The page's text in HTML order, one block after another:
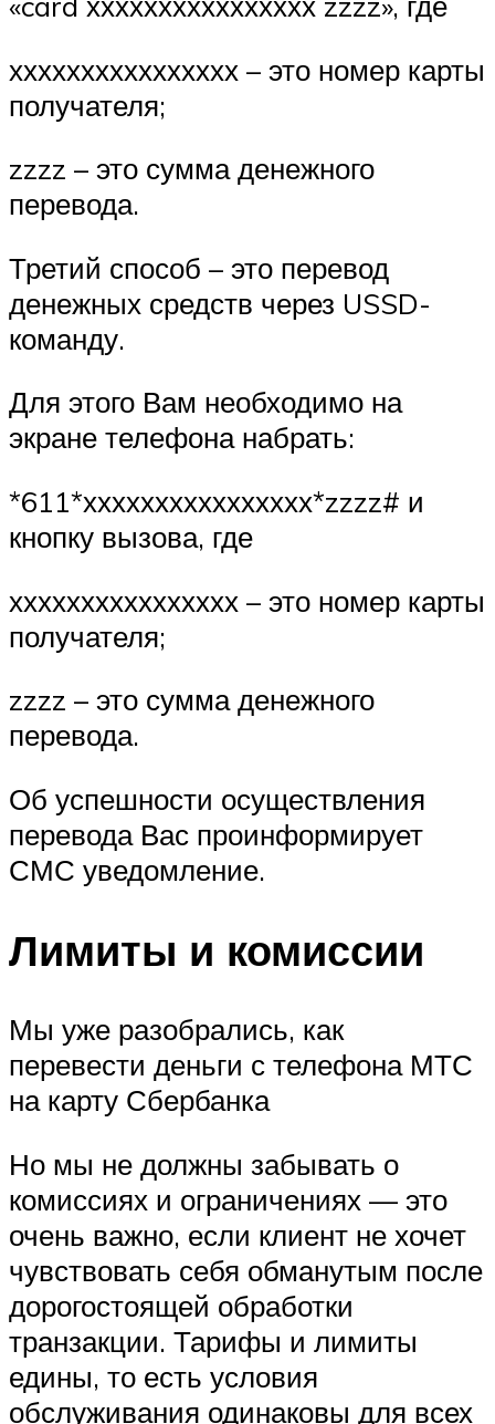
хххххххххххххххх – это номер карты
получателя;
zzzz – это сумма денежного
перевода.
Третий способ – это перевод
денежных средств через USSD-
команду.
Для этого Вам необходимо на
экране телефона набрать:
*611*хххххххххххххххх*zzzz# и
кнопку вызова, где
хххххххххххххххх – это номер карты
получателя;
zzzz – это сумма денежного
перевода.
Об успешности осуществления
перевода Вас проинформирует
СМС уведомление.
Лимиты и комиссии
Мы уже разобрались, как
перевести деньги с телефона МТС
на карту Сбербанка
Но мы не должны забывать о
комиссиях и ограничениях — это
очень важно, если клиент не хочет
чувствовать себя обманутым после
дорогостоящей обработки
транзакции. Тарифы и лимиты
едины, то есть условия
обслуживания одинаковы для всех